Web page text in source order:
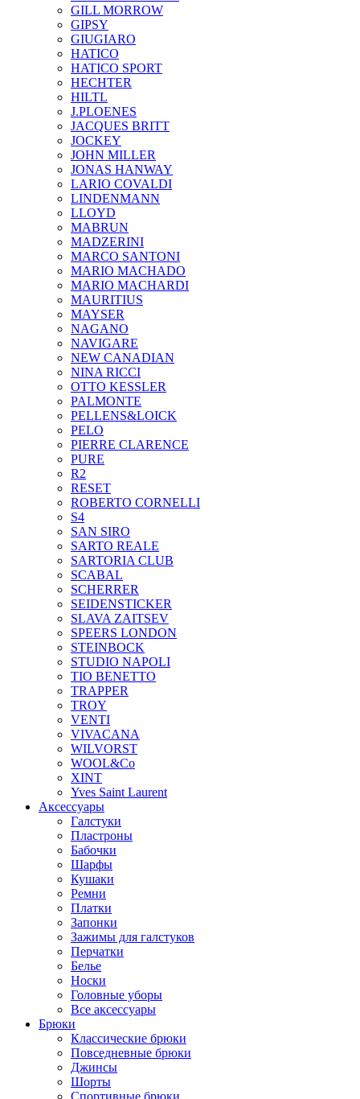
GILL MORROW
GIPSY
GIUGIARO
HATICO
HATICO SPORT
HECHTER
HILTL
J.PLOENES
JAСQUES BRITT
JOCKEY
JOHN MILLER
JONAS HANWAY
LARIO COVALDI
LINDENMANN
LLOYD
MABRUN
MADZERINI
MARCO SANTONI
MARIO MACHADO
MARIO MACHARDI
MAURITIUS
MAYSER
NAGANO
NAVIGARE
NEW CANADIAN
NINA RICCI
OTTO KESSLER
PALMONTE
PELLENS&LOICK
PELO
PIERRE CLARENCE
PURE
R2
RESET
ROBERTO CORNELLI
S4
SAN SIRO
SARTO REALE
SARTORIA CLUB
SCABAL
SCHERRER
SEIDENSTICKER
SLAVA ZAITSEV
SPEERS LONDON
STEINBOCK
STUDIO NAPOLI
TIO BENETTO
TRAPPER
TROY
VENTI
VIVACANA
WILVORST
WOOL&Co
XINT
Yves Saint Laurent
Аксессуары
Галстуки
Пластроны
Бабочки
Шарфы
Кушаки
Ремни
Платки
Запонки
Зажимы для галстуков
Перчатки
Белье
Носки
Головные уборы
Все аксессуары
Брюки
Классические брюки
Повседневные брюки
Джинсы
Шорты
Спортивные брюки